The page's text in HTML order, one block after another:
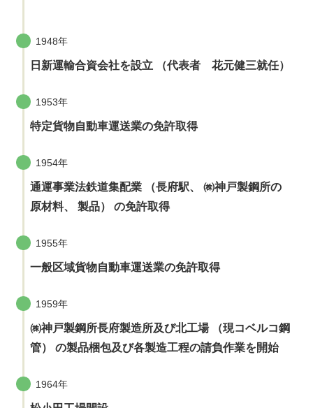
1948年
日新運輸合資会社を設立 （代表者 花元健三就任）
1953年
特定貨物自動車運送業の免許取得
1954年
通運事業法鉄道集配業 （長府駅、 ㈱神戸製鋼所の
原材料、 製品） の免許取得
1955年
一般区域貨物自動車運送業の免許取得
1959年
㈱神戸製鋼所長府製造所及び北工場 （現コベルコ鋼
管） の製品梱包及び各製造工程の請負作業を開始
1964年